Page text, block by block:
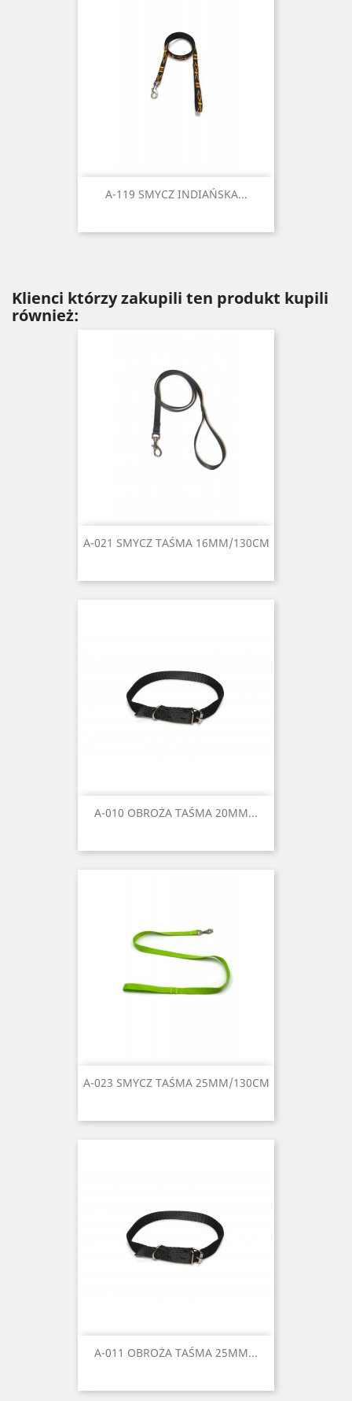
A-119 SMYCZ INDIAŃSKA...
Klienci którzy zakupili ten produkt kupili
również:
A-021 SMYCZ TAŚMA 16MM/130CM
A-010 OBROŻA TAŚMA 20MM...
A-023 SMYCZ TAŚMA 25MM/130CM
A-011 OBROŻA TAŚMA 25MM...